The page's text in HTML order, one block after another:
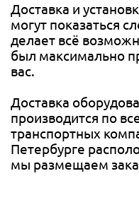
Доставка и
могут показаться
делает всё
был максимально
вас.
Доставка
производится по
транспортных
Петербурге
мы размещаем